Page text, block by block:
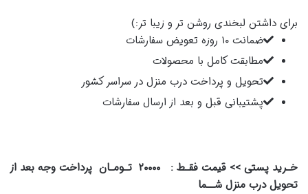
برای داشتن لبخندی روشن تر و زیبا تر:)
ضمانت ۱۰ روزه تعویض سفارشات
مطابقت کامل با محصولات
تحویل و پرداخت درب منزل در سراسر کشور
پشتیبانی قبل و بعد از ارسال سفارشات
خـرید پستی >> قیمت فقـط : ۲۰۰۰۰ تـومـان پرداخت وجه بعد از
تحویل درب منزل شــما